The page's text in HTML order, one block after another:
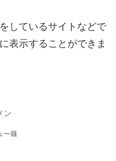
しているサイトなどで
表示することができま